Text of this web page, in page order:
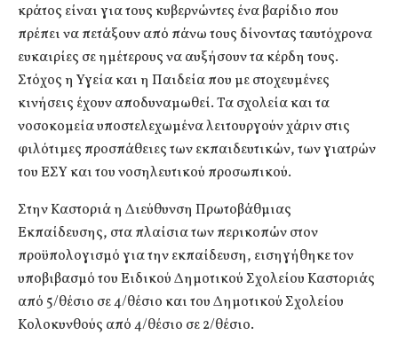
κράτος είναι για τους κυβερνώντες ένα βαρίδιο που
πρέπει να πετάξουν από πάνω τους δίνοντας ταυτόχρονα
ευκαιρίες σε ημέτερους να αυξήσουν τα κέρδη τους.
Στόχος η Υγεία και η Παιδεία που με στοχευμένες
κινήσεις έχουν αποδυναμωθεί. Τα σχολεία και τα
νοσοκομεία υποστελεχωμένα λειτουργούν χάριν στις
φιλότιμες προσπάθειες των εκπαιδευτικών, των γιατρών
του ΕΣΥ και του νοσηλευτικού προσωπικού.
Στην Καστοριά η Διεύθυνση Πρωτοβάθμιας
Εκπαίδευσης, στα πλαίσια των περικοπών στον
προϋπολογισμό για την εκπαίδευση, εισηγήθηκε τον
υποβιβασμό του Ειδικού Δημοτικού Σχολείου Καστοριάς
από 5/θέσιο σε 4/θέσιο και του Δημοτικού Σχολείου
Κολοκυνθούς από 4/θέσιο σε 2/θέσιο.